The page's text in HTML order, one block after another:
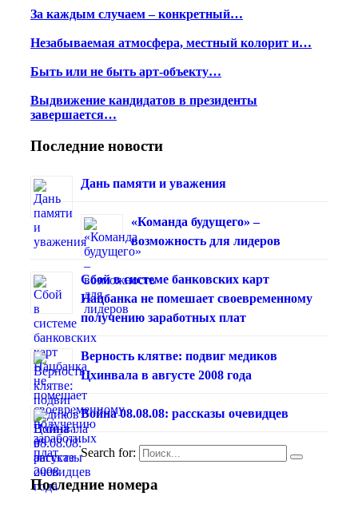
За каждым случаем – конкретный…
Незабываемая атмосфера, местный колорит и…
Быть или не быть арт-объекту…
Выдвижение кандидатов в президенты
завершается…
Последние новости
Дань памяти и уважения
«Команда будущего» –
возможность для лидеров
Сбой в системе банковских карт
Нацбанка не помешает своевременному
получению заработных плат
Верность клятве: подвиг медиков
Цхинвала в августе 2008 года
Война 08.08.08: рассказы очевидцев
Search for:
Последние номера